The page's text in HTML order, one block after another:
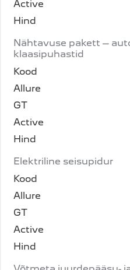
Nähtavuse pakett –
klaasipuhastid
Elektriline seisupidur